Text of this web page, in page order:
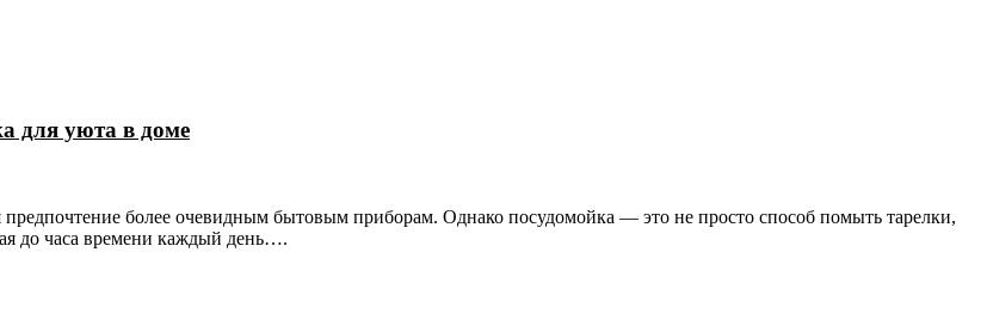
для уюта в доме
более очевидным бытовым приборам. Однако посудомойка — это не просто способ помыть тарелки,
до часа времени каждый день….